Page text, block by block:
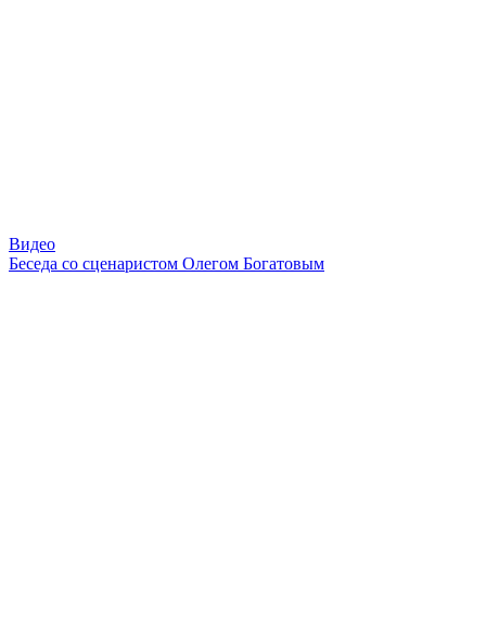
Видео
Беседа со сценаристом Олегом Богатовым